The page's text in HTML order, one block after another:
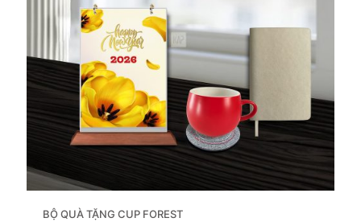
BỘ QUÀ TẶNG CUP FOREST